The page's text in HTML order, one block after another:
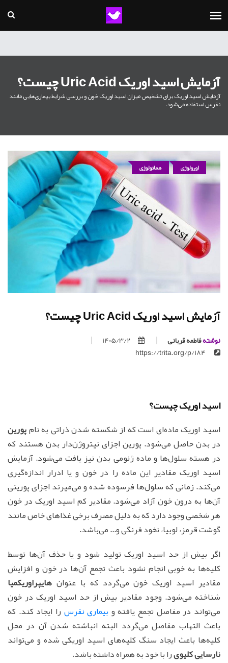
آزمایش اسید اوریک Uric Acid چیست؟
آزمایش اسید اوریک برای تشخیص میزان اسید اوریک خون و بررسی شرایط بیماری‌هایی مانند
نقرس استفاده می‌شود.
اورولوژی هماتولوژی
آزمایش اسید اوریک Uric Acid چیست؟
نوشتهفاطمه قربانی
1405/3/2
اسید اوریک چیست؟
اسید اوریک ماده‌ای است که از شکسته شدن ذراتی به نامپورین
در بدن حاصل می‌شود. پورین اجزای نیتروژن‌دار بدن هستند که
در هسته سلول‌ها و ماده ژنومی بدن نیز یافت می‌شود. آزمایش
اسید اوریک مقادیر این ماده را در خون و یا ادرار اندازه‌گیری
می‌کند. زمانی که سلول‌ها فرسوده شده و می‌میرند اجزای پورینی
آن‌ها به درون خون آزاد می‌شود. مقادیر کم اسید اوریک در خون
هر شخصی وجود دارد که به دلیل مصرف برخی غذاهای خاص مانند
گوشت قرمز، لوبیا، نخود فرنگی و... می‌باشد.
اگر بیش از حد اسید اوریک تولید شود و یا حذف آن‌ها توسط
کلیه‌ها به خوبی انجام نشود باعث تجمع آن‌ها در خون و افزایش
مقادیر اسید اوریک خون می‌گردد که با عنوان هایپراوریکمیا
شناخته می‌شود. وجود مقادیر بیش از حد اسید اوریک در خون
می‌تواند در مفاصل تجمع یافته وبیماری نقرس را ایجاد کند. که
باعث التهاب مفاصل می‌گردد البته انباشته شدن آن در محل
کلیه‌ها باعث ایجاد سنگ کلیه‌های اسید اوریکی شده و می‌تواند
نارسایی کلیویرا با خود به همراه داشته باشد.